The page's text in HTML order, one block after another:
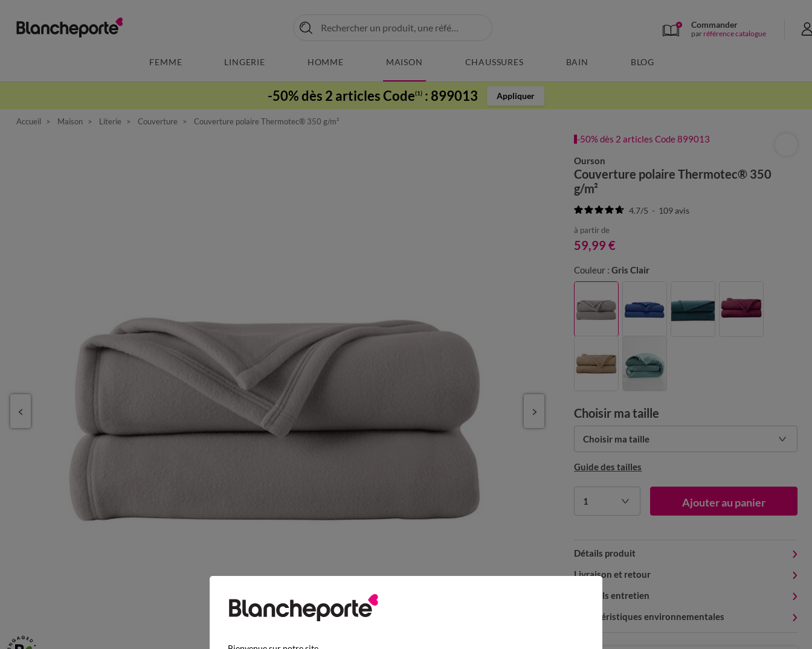
Commander
par référence catalogue
FEMME LINGERIE HOMME MAISON CHAUSSURES BAIN BLOG
-50% dès 2 articles Code(1) : 899013 Appliquer
Accueil Maison Literie Couverture Couverture polaire Thermotec® 350 g/m²
-50% dès 2 articles Code 899013
Ourson
Couverture polaire Thermotec® 350
g/m²
4.7/5 - 109avis
à partir de
59,99 €
Couleur : Gris Clair
Choisir ma taille
Choisir ma taille
Guide des tailles
1 Ajouter au panier
Détails produit
Livraison et retour
Conseils entretien
Caractéristiques environnementales